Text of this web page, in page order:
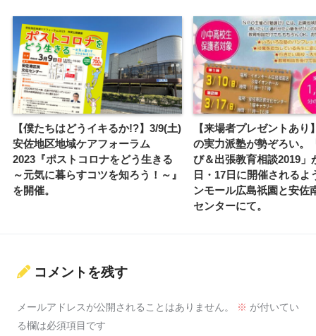
【僕たちはどうイキるか!?】3/9(土)
安佐地区地域ケアフォーラム
2023『ポストコロナをどう生きる
～元気に暮らすコツを知ろう！～』
を開催。
【来場者プレゼントあり
の実力派塾が勢ぞろい。
び＆出張教育相談2019」
日・17日に開催されるよ
ンモール広島祇園と安佐
センターにて。
コメントを残す
メールアドレスが公開されることはありません。 ※ が付いてい
る欄は必須項目です